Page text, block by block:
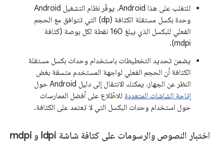
للتغلب على هذا Android، يوفّر نظام التشغيل Android
وحدة بكسل مستقلة الكثافة (dp) التي تتوافق مع الحجم
الفعلي للبكسل الذي يبلغ 160 نقطة لكل بوصة (كثافة
mdpi).
يضمن تحديد التخطيطات باستخدام وحدات بكسل مستقلة
الكثافة أن الحجم الفعلي لواجهة المستخدم متسقة بغض
النظر عن الجهاز. يمكنك الانتقال إلى دليل Android حول
إتاحة الشاشات المتعددة للاطّلاع على أفضل الممارسات
حول استخدام وحدات البكسل التي لا تعتمد على الكثافة.
اختبار النصوص والرسومات على كثافة شاشة ldpi و mdpi